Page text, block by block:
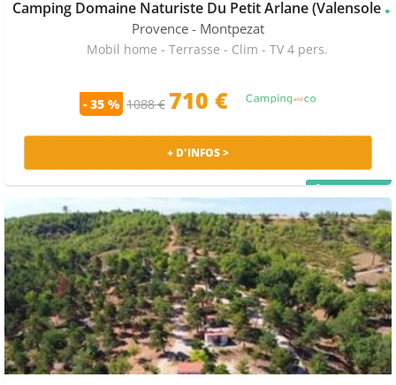
Provence - Montpezat
Mobil home - Terrasse - Clim - TV 4 pers.
- 35 % 1088 € 710 €
+ D'INFOS >